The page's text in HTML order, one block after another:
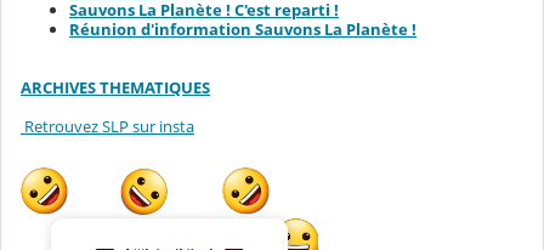
Sauvons La Planète ! C'est reparti !
Réunion d'information Sauvons La Planète !
ARCHIVES THEMATIQUES
Retrouvez SLP sur insta